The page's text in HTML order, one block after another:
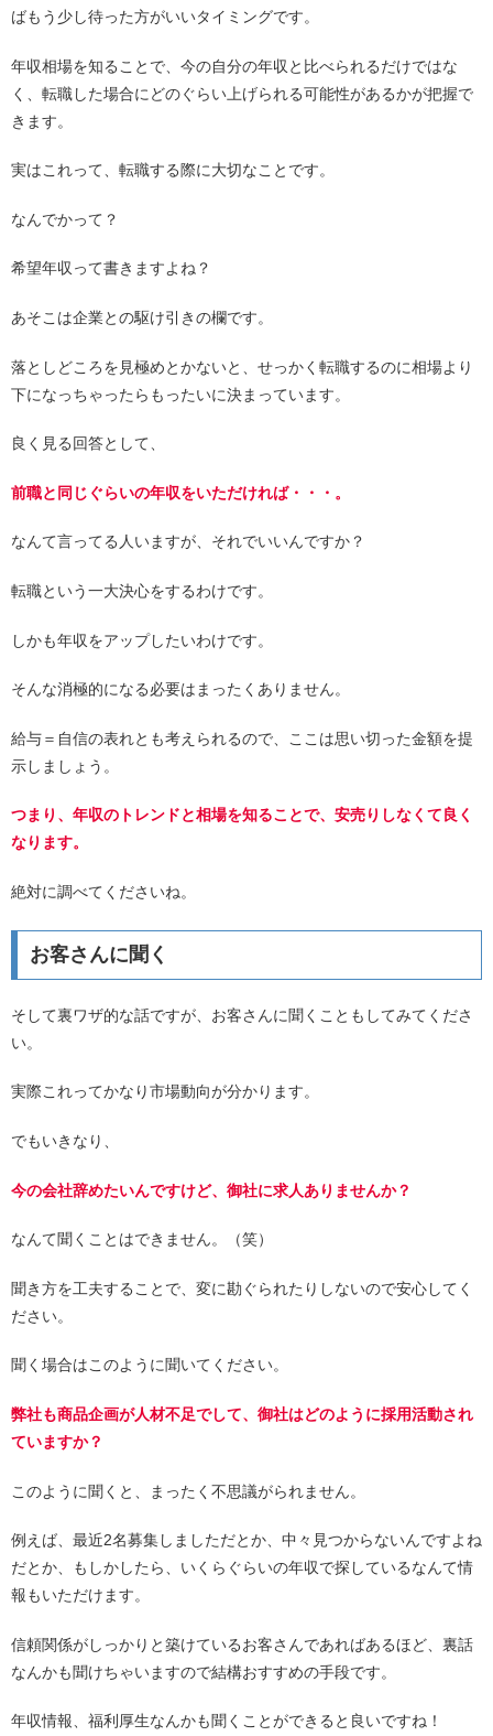
ばもう少し待った方がいいタイミングです。
年収相場を知ることで、今の自分の年収と比べられるだけではな
く、転職した場合にどのぐらい上げられる可能性があるかが把握で
きます。
実はこれって、転職する際に大切なことです。
なんでかって？
希望年収って書きますよね？
あそこは企業との駆け引きの欄です。
落としどころを見極めとかないと、せっかく転職するのに相場より
下になっちゃったらもったいに決まっています。
良く見る回答として、
前職と同じぐらいの年収をいただければ・・・。
なんて言ってる人いますが、それでいいんですか？
転職という一大決心をするわけです。
しかも年収をアップしたいわけです。
そんな消極的になる必要はまったくありません。
給与＝自信の表れとも考えられるので、ここは思い切った金額を提
示しましょう。
つまり、年収のトレンドと相場を知ることで、安売りしなくて良く
なります。
絶対に調べてくださいね。
お客さんに聞く
そして裏ワザ的な話ですが、お客さんに聞くこともしてみてくださ
い。
実際これってかなり市場動向が分かります。
でもいきなり、
今の会社辞めたいんですけど、御社に求人ありませんか？
なんて聞くことはできません。（笑）
聞き方を工夫することで、変に勘ぐられたりしないので安心してく
ださい。
聞く場合はこのように聞いてください。
弊社も商品企画が人材不足でして、御社はどのように採用活動され
ていますか？
このように聞くと、まったく不思議がられません。
例えば、最近2名募集しましただとか、中々見つからないんですよね
だとか、もしかしたら、いくらぐらいの年収で探しているなんて情
報もいただけます。
信頼関係がしっかりと築けているお客さんであればあるほど、裏話
なんかも聞けちゃいますので結構おすすめの手段です。
年収情報、福利厚生なんかも聞くことができると良いですね！